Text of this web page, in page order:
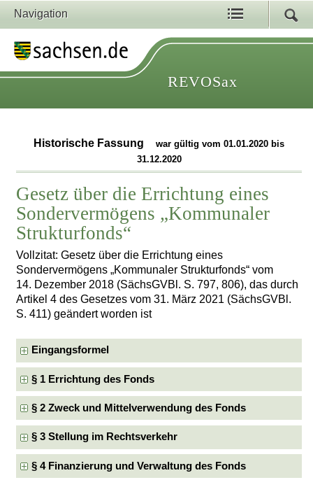
Navigation
REVOSax
Historische Fassung
war gültig vom 01.01.2020 bis
31.12.2020
Gesetz über die Errichtung eines
Sondervermögens „Kommunaler
Strukturfonds“
Vollzitat: Gesetz über die Errichtung eines
Sondervermögens „Kommunaler Strukturfonds“ vom
14. Dezember 2018 (SächsGVBl. S. 797, 806), das durch
Artikel 4 des Gesetzes vom 31. März 2021 (SächsGVBl.
S. 411) geändert worden ist
Eingangsformel
§ 1 Errichtung des Fonds
§ 2 Zweck und Mittelverwendung des Fonds
§ 3 Stellung im Rechtsverkehr
§ 4 Finanzierung und Verwaltung des Fonds